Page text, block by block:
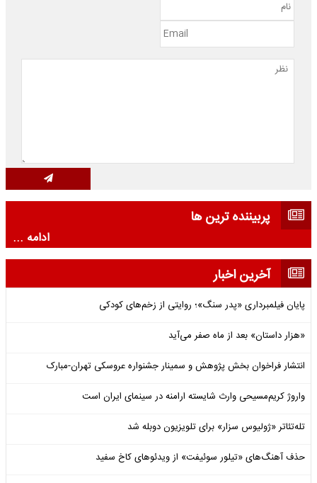
پربیننده ترین ها
ادامه ...
آخرین اخبار
پایان فیلمبرداری «پدر سنگ»؛ روایتی از زخم‌های کودکی
«هزار داستان» بعد از ماه صفر می‌آید
انتشار فراخوان بخش پژوهش و سمینار جشنواره عروسکی تهران-مبارک
واروژ کریم‌مسیحی وارث شایسته ارامنه در سینمای ایران است
تله‌تئاتر «ژولیوس سزار» برای تلویزیون دوبله شد
حذف آهنگ‌های «تیلور سوئیفت» از ویدئوهای کاخ سفید